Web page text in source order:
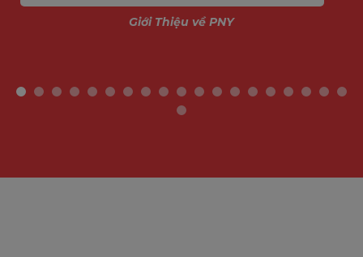
Giới Thiệu về PNY